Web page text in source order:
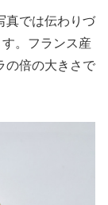
真では伝わりづ
。フランス産
の倍の大きさで